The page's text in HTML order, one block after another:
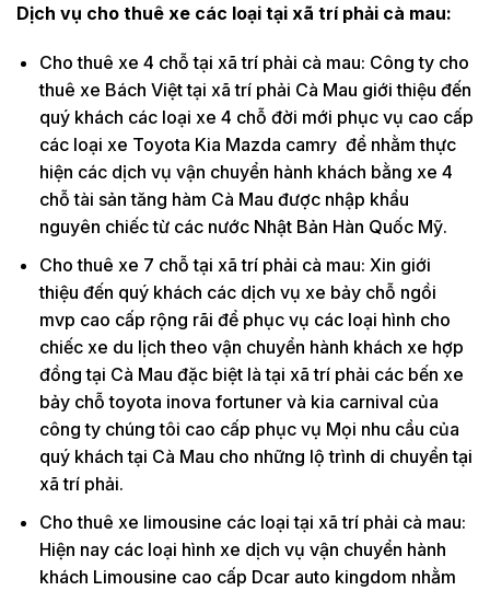
Dịch vụ cho thuê xe các loại tại xã trí phải cà mau:
Cho thuê xe 4 chỗ tại xã trí phải cà mau: Công ty cho
thuê xe Bách Việt tại xã trí phải Cà Mau giới thiệu đến
quý khách các loại xe 4 chỗ đời mới phục vụ cao cấp
các loại xe Toyota Kia Mazda camry để nhằm thực
hiện các dịch vụ vận chuyển hành khách bằng xe 4
chỗ tài sản tăng hàm Cà Mau được nhập khẩu
nguyên chiếc từ các nước Nhật Bản Hàn Quốc Mỹ.
Cho thuê xe 7 chỗ tại xã trí phải cà mau: Xin giới
thiệu đến quý khách các dịch vụ xe bảy chỗ ngồi
mvp cao cấp rộng rãi để phục vụ các loại hình cho
chiếc xe du lịch theo vận chuyển hành khách xe hợp
đồng tại Cà Mau đặc biệt là tại xã trí phải các bến xe
bảy chỗ toyota inova fortuner và kia carnival của
công ty chúng tôi cao cấp phục vụ Mọi nhu cầu của
quý khách tại Cà Mau cho những lộ trình di chuyển tại
xã trí phải.
Cho thuê xe limousine các loại tại xã trí phải cà mau:
Hiện nay các loại hình xe dịch vụ vận chuyển hành
khách Limousine cao cấp Dcar auto kingdom nhằm